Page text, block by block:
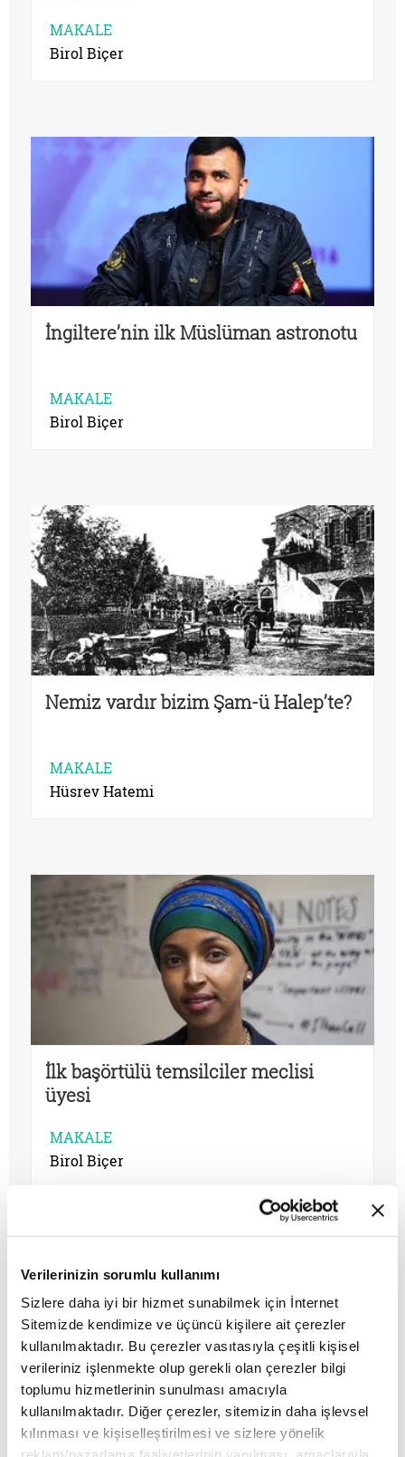
Verilerinizin sorumlu kullanımı
Sizlere daha iyi bir hizmet sunabilmek için İnternet
Sitemizde kendimize ve üçüncü kişilere ait çerezler
kullanılmaktadır. Bu çerezler vasıtasıyla çeşitli kişisel
verileriniz işlenmekte olup gerekli olan çerezler bilgi
toplumu hizmetlerinin sunulması amacıyla
kullanılmaktadır. Diğer çerezler, sitemizin daha işlevsel
kılınması ve kişiselleştirilmesi ve sizlere yönelik
MAKALE
Birol Biçer
İngiltere’nin ilk Müslüman astronotu
MAKALE
Birol Biçer
Nemiz vardır bizim Şam-ü Halep’te?
MAKALE
Hüsrev Hatemi
İlk başörtülü temsilciler meclisi
üyesi
MAKALE
Birol Biçer
Moral yükseltmek için beste yapan